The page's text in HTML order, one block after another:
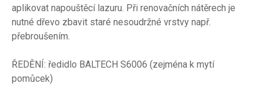
aplikovat napouštěcí lazuru. Při renovačních nátěrech je
nutné dřevo zbavit staré nesoudržné vrstvy např.
přebroušením.
ŘEDĚNÍ: ředidlo BALTECH S6006 (zejména k mytí
pomůcek)